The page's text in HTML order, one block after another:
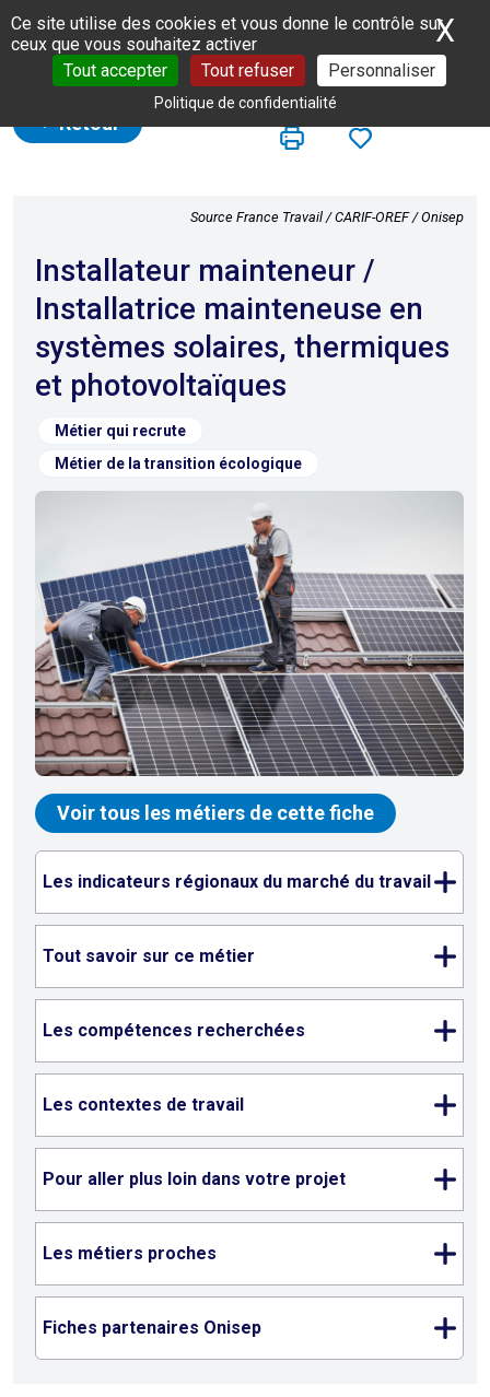
Panneau de gestion des cookies
Ce site utilise des cookies et vous donne le contrôle sur
ceux que vous souhaitez activer
Tout accepter
Tout refuser Personnaliser
Politique de confidentialité
X
Retour
Source France Travail / CARIF-OREF / Onisep
Installateur mainteneur /
Installatrice mainteneuse en
systèmes solaires, thermiques
et photovoltaïques
Métier qui recrute
Métier de la transition écologique
Voir tous les métiers de cette fiche
Les indicateurs régionaux du marché du travail
Tout savoir sur ce métier
Les compétences recherchées
Les contextes de travail
Pour aller plus loin dans votre projet
Les métiers proches
Fiches partenaires Onisep